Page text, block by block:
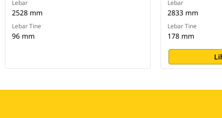
Lebar
2528 mm
Lebar Tine
96 mm
Lebar
2833 mm
Lebar Tine
178 mm